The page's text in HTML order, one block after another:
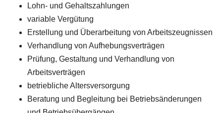
Lohn- und Gehaltszahlungen
variable Vergütung
Erstellung und Überarbeitung von Arbeitszeugnissen
Verhandlung von Aufhebungsverträgen
Prüfung, Gestaltung und Verhandlung von
Arbeitsverträgen
betriebliche Altersversorgung
Beratung und Begleitung bei Betriebsänderungen